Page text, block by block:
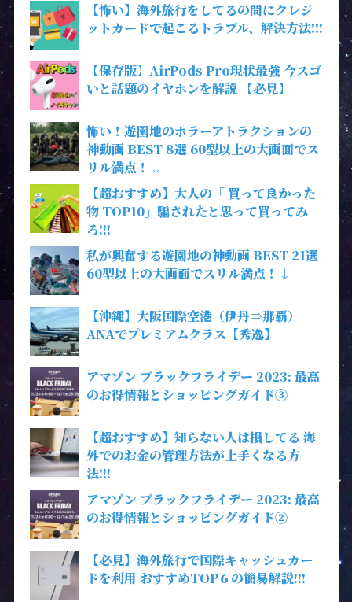
【怖い】海外旅行をしてるの間にクレジ
ットカードで起こるトラブル、解決方法!!!
【保存版】AirPods Pro現状最強 今スゴ
いと話題のイヤホンを解説 【必見】
怖い！遊園地のホラーアトラクションの
神動画 BEST 8選 60型以上の大画面でス
リル満点！↓
【超おすすめ】大人の「 買って良かった
物 TOP10」騙されたと思って買ってみ
ろ!!!
私が興奮する遊園地の神動画 BEST 21選
60型以上の大画面でスリル満点！↓
【沖縄】大阪国際空港（伊丹⇒那覇）
ANAでプレミアムクラス【秀逸】
アマゾン ブラックフライデー 2023: 最高
のお得情報とショッピングガイド③
【超おすすめ】知らない人は損してる 海
外でのお金の管理方法が上手くなる方
法!!!
アマゾン ブラックフライデー 2023: 最高
のお得情報とショッピングガイド②
【必見】海外旅行で国際キャッシュカー
ドを利用 おすすめTOP６の簡易解説!!!